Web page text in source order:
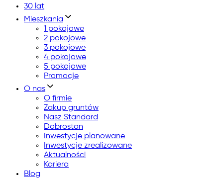
30 lat
Mieszkania
1 pokojowe
2 pokojowe
3 pokojowe
4 pokojowe
5 pokojowe
Promocje
O nas
O firmie
Zakup gruntów
Nasz Standard
Dobrostan
Inwestycje planowane
Inwestycje zrealizowane
Aktualności
Kariera
Blog